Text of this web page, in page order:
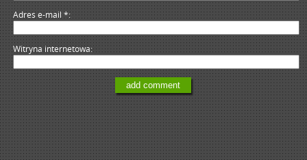
Adres e-mail*
Witryna internetowa